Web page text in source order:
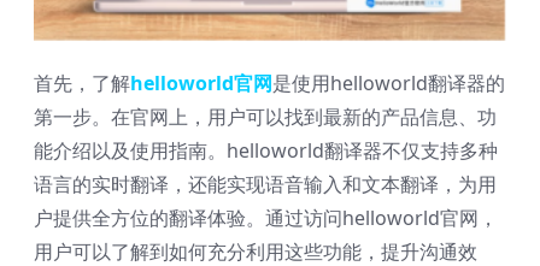
首先，了解helloworld官网是使用helloworld翻译器的
第一步。在官网上，用户可以找到最新的产品信息、功
能介绍以及使用指南。helloworld翻译器不仅支持多种
语言的实时翻译，还能实现语音输入和文本翻译，为用
户提供全方位的翻译体验。通过访问helloworld官网，
用户可以了解到如何充分利用这些功能，提升沟通效